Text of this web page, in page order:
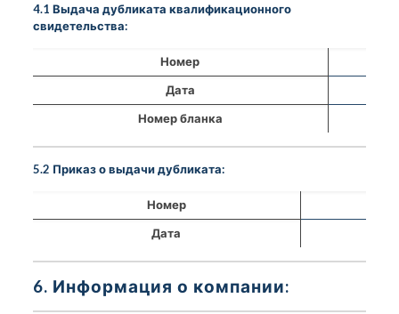
4.1 Выдача дубликата квалификационного
свидетельства:
Номер
Дата
Номер бланка
5.2 Приказ о выдачи дубликата:
Номер
Дата
6. Информация о компании: